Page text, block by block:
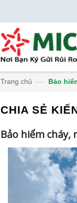
Trang chủ —› Bảo
CHIA SẺ
Bảo hiểm cháy,